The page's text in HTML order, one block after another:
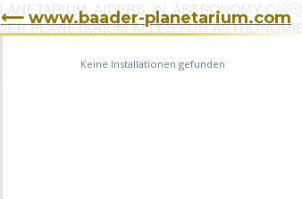
⟵ www.baader-planetarium.com
Keine Installationen gefunden